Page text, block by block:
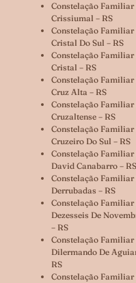
Constelação Familiar
Crissiumal – RS
Constelação Familiar
Cristal Do Sul – RS
Constelação Familiar
Cristal – RS
Constelação Familiar
Cruz Alta – RS
Constelação Familiar
Cruzaltense – RS
Constelação Familiar
Cruzeiro Do Sul – RS
Constelação Familiar
David Canabarro – RS
Constelação Familiar
Derrubadas – RS
Constelação Familiar
Dezesseis De
– RS
Constelação Familiar
Dilermando De
RS
Constelação Familiar